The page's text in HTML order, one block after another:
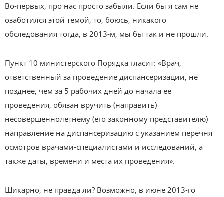
Во-первых, про нас просто забыли. Если бы я сам не
озаботился этой темой, то, боюсь, никакого
обследования тогда, в 2013-м, мы бы так и не прошли.
Пункт 10 министерского Порядка гласит: «Врач,
ответственный за проведение диспансеризации, не
позднее, чем за 5 рабочих дней до начала её
проведения, обязан вручить (направить)
несовершеннолетнему (его законному представителю)
направление на диспансеризацию с указанием перечня
осмотров врачами-специалистами и исследований, а
также даты, времени и места их проведения».
Шикарно, не правда ли? Возможно, в июне 2013-го